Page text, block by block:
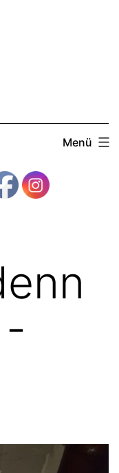
Menü